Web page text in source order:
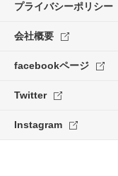
プライバシーポリシー
会社概要
facebookページ
Twitter
Instagram